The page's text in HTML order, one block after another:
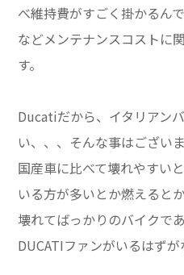
べ維持費がすごく掛かるん
などメンテナンスコストに
す。
Ducatiだから、イタリアン
い、、、そんな事はござい
国産車に比べて壊れやすい
いる方が多いとか燃えるとか
壊れてばっかりのバイクで
DUCATIファンがいるはず